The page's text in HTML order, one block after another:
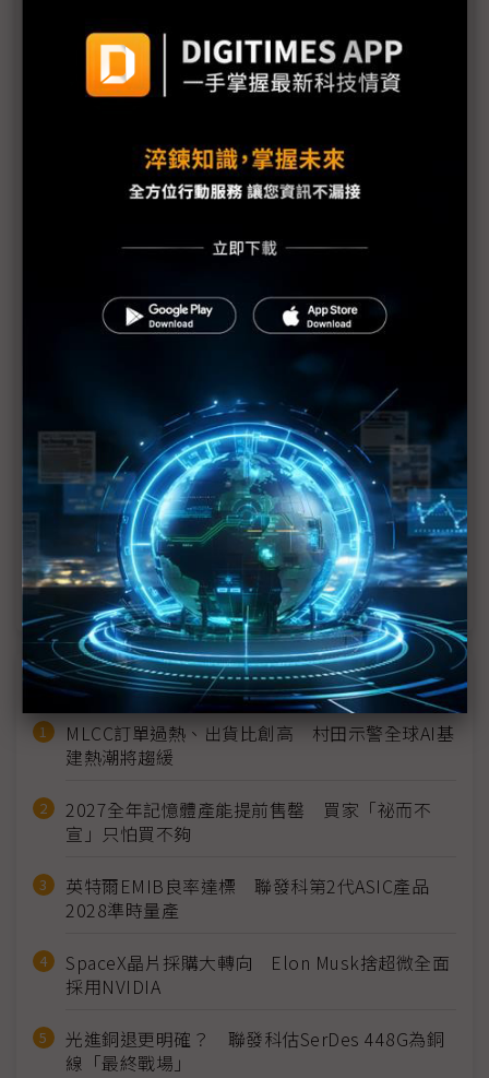
OpenAI內外夾擊 與創辦初衷日益分化
Sam Altman要求蓋36座晶圓廠 台積電高層稱異想
OpenAI估2024年虧損50億美元 蘋果退出新一輪融
OpenAI向美提議建多座大資料中心 能源公司高層：
Sam Altman否認配股傳聞 OpenAI是否轉型成謎
OpenAI高層異動頻繁 Sam Altman稱與公司重組無
OpenAI再掀人事異動 CTO等3名技術主管離職
呼籲監管AI卻反對加州法案 OpenAI、Altman各自
立場為何？
OpenAI洽談籌65億美元 估值上看1,500億美元
近７天熱門報導
MLCC訂單過熱、出貨比創高 村田示警全球AI基
建熱潮將趨緩
2027全年記憶體產能提前售罄 買家「祕而不
宣」只怕買不夠
英特爾EMIB良率達標 聯發科第2代ASIC產品
2028準時量產
SpaceX晶片採購大轉向 Elon Musk捨超微全面
採用NVIDIA
光進銅退更明確？ 聯發科估SerDes 448G為銅
線「最終戰場」